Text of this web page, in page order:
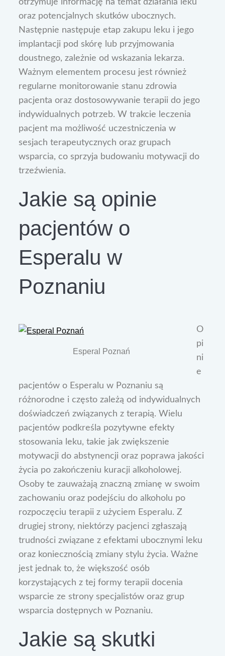
otrzymuje informację na temat działania leku
oraz potencjalnych skutków ubocznych.
Następnie następuje etap zakupu leku i jego
implantacji pod skórę lub przyjmowania
doustnego, zależnie od wskazania lekarza.
Ważnym elementem procesu jest również
regularne monitorowanie stanu zdrowia
pacjenta oraz dostosowywanie terapii do jego
indywidualnych potrzeb. W trakcie leczenia
pacjent ma możliwość uczestniczenia w
sesjach terapeutycznych oraz grupach
wsparcia, co sprzyja budowaniu motywacji do
trzeźwienia.
Jakie są opinie
pacjentów o
Esperalu w
Poznaniu
Esperal Poznań
O
pi
ni
e
pacjentów o Esperalu w Poznaniu są
różnorodne i często zależą od indywidualnych
doświadczeń związanych z terapią. Wielu
pacjentów podkreśla pozytywne efekty
stosowania leku, takie jak zwiększenie
motywacji do abstynencji oraz poprawa jakości
życia po zakończeniu kuracji alkoholowej.
Osoby te zauważają znaczną zmianę w swoim
zachowaniu oraz podejściu do alkoholu po
rozpoczęciu terapii z użyciem Esperalu. Z
drugiej strony, niektórzy pacjenci zgłaszają
trudności związane z efektami ubocznymi leku
oraz koniecznością zmiany stylu życia. Ważne
jest jednak to, że większość osób
korzystających z tej formy terapii docenia
wsparcie ze strony specjalistów oraz grup
wsparcia dostępnych w Poznaniu.
Jakie są skutki